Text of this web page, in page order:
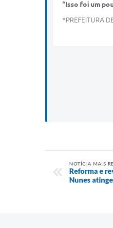
“Isso foi um
*PREFEITURA
NOTÍCIA MAIS
Reforma e
Nunes